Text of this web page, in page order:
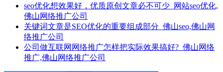
seo优化想效果好，优质原创文章必不可少_网站seo优化,
佛山网络推广公司
关键词文章是SEO优化的重要组成部分_佛山seo,佛山网
络推广公司
公司做互联网网络推广怎样把实际效果搞好?_佛山网络
推广,佛山网络推广公司